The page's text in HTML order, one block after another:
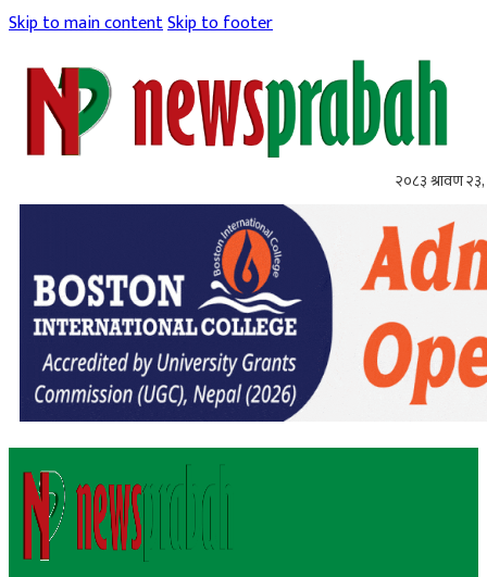
Skip to main contentSkip to footer
२०८३ श्रावण २३,